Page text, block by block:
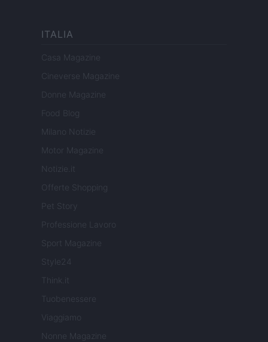
ITALIA
Casa Magazine
Cineverse Magazine
Donne Magazine
Food Blog
Milano Notizie
Motor Magazine
Notizie.it
Offerte Shopping
Pet Story
Professione Lavoro
Sport Magazine
Style24
Think.it
Tuobenessere
Viaggiamo
Nonne Magazine